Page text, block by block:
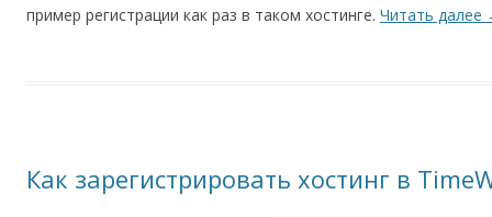
пример регистрации как раз в таком хостинге. Читать далее
Как зарегистрировать хостинг в